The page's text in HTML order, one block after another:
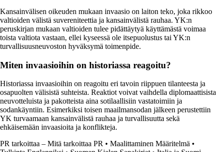
Kansainvälisen oikeuden mukaan invaasio on laiton teko, joka rikkoo
valtioiden välistä suvereniteettia ja kansainvälistä rauhaa. YK:n
peruskirjan mukaan valtioiden tulee pidättäytyä käyttämästä voimaa
toista valtiota vastaan, ellei kyseessä ole itsepuolustus tai YK:n
turvallisuusneuvoston hyväksymä toimenpide.
Miten invaasioihin on historiassa reagoitu?
Historiassa invaasioihin on reagoitu eri tavoin riippuen tilanteesta ja
osapuolten välisistä suhteista. Reaktiot voivat vaihdella diplomaattisista
neuvotteluista ja pakotteista aina sotilaallisiin vastatoimiin ja
sodankäyntiin. Esimerkiksi toisen maailmansodan jälkeen perustettiin
YK turvaamaan kansainvälistä rauhaa ja turvallisuutta sekä
ehkäisemään invaasioita ja konflikteja.
PR tarkoittaa – Mitä tarkoittaa PR • Maalittaminen Määritelmä •